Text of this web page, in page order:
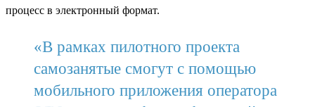
процесс в электронный формат.
«В рамках пилотного проекта
самозанятые смогут с помощью
мобильного приложения оператора